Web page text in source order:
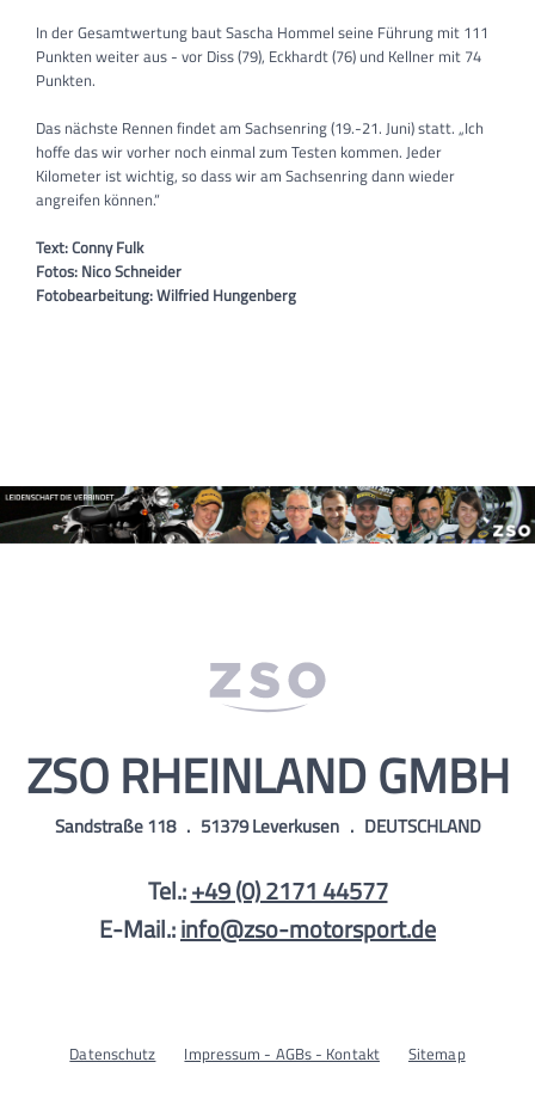
In der Gesamtwertung baut Sascha Hommel seine Führung mit 111
Punkten weiter aus - vor Diss (79), Eckhardt (76) und Kellner mit 74
Punkten.
Das nächste Rennen findet am Sachsenring (19.-21. Juni) statt. „Ich
hoffe das wir vorher noch einmal zum Testen kommen. Jeder
Kilometer ist wichtig, so dass wir am Sachsenring dann wieder
angreifen können.“
Text: Conny Fulk
Fotos: Nico Schneider
Fotobearbeitung: Wilfried Hungenberg
ZSO RHEINLAND GMBH
Sandstraße 118 . 51379 Leverkusen . DEUTSCHLAND
Tel.:+49 (0) 2171 44577
E-Mail.:info@zso-motorsport.de
Datenschutz Impressum - AGBs - Kontakt Sitemap